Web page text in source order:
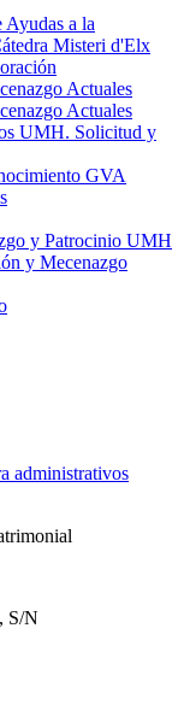
a la
Misteri d'Elx
Actuales
Actuales
UMH. Solicitud y
GVA
y Patrocinio UMH
y Mecenazgo
administrativos
S/N